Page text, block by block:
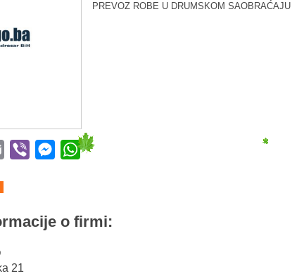
PREVOZ ROBE U DRUMSKOM SAOBRAĆAJU
Email Viber Messenger
WhatsApp
o firmi:
21